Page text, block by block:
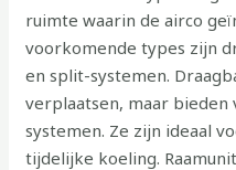
ruimte waarin de airco
voorkomende types zijn
en split-systemen.
verplaatsen, maar bieden
systemen. Ze zijn ideaal
tijdelijke koeling.